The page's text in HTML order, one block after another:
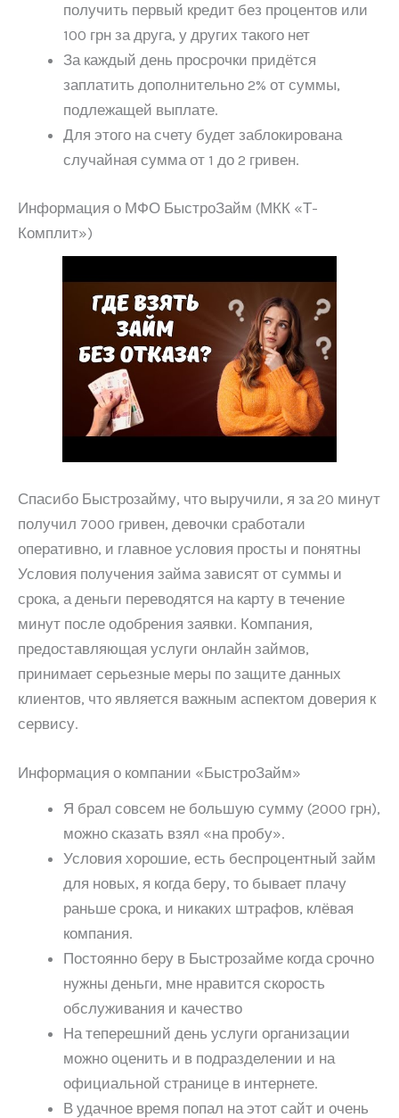
получить первый кредит без процентов или
100 грн за друга, у других такого нет
За каждый день просрочки придётся
заплатить дополнительно 2% от суммы,
подлежащей выплате.
Для этого на счету будет заблокирована
случайная сумма от 1 до 2 гривен.
Информация о МФО БыстроЗайм (МКК «Т-
Комплит»)
Спасибо Быстрозайму, что выручили, я за 20 минут
получил 7000 гривен, девочки сработали
оперативно, и главное условия просты и понятны
Условия получения займа зависят от суммы и
срока, а деньги переводятся на карту в течение
минут после одобрения заявки. Компания,
предоставляющая услуги онлайн займов,
принимает серьезные меры по защите данных
клиентов, что является важным аспектом доверия к
сервису.
Информация о компании «БыстроЗайм»
Я брал совсем не большую сумму (2000 грн),
можно сказать взял «на пробу».
Условия хорошие, есть беспроцентный займ
для новых, я когда беру, то бывает плачу
раньше срока, и никаких штрафов, клёвая
компания.
Постоянно беру в Быстрозайме когда срочно
нужны деньги, мне нравится скорость
обслуживания и качество
На теперешний день услуги организации
можно оценить и в подразделении и на
официальной странице в интернете.
В удачное время попал на этот сайт и очень